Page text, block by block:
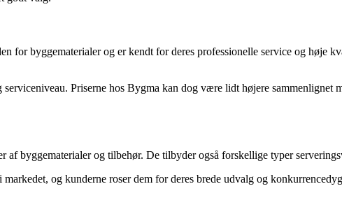
for byggematerialer og er kendt for deres professionelle service og høje
Priserne hos Bygma kan dog være lidt højere
af byggematerialer og tilbehør. De tilbyder også forskellige typer
og kunderne roser dem for deres brede udvalg og